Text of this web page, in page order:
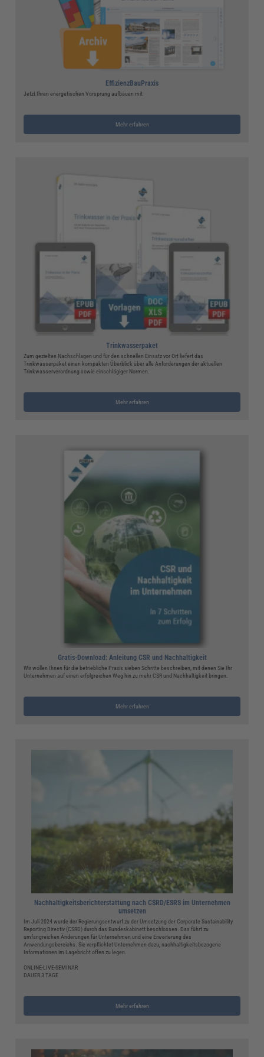
EffizienzBauPraxis
Jetzt Ihren energetischen Vorsprung aufbauen mit
Mehr erfahren
Trinkwasserpaket
Zum gezielten Nachschlagen und für den schnellen Einsatz vor Ort liefert das
Trinkwasserpaket einen kompakten Überblick über alle Anforderungen der aktuellen
Trinkwasserverordnung sowie einschlägiger Normen.
Mehr erfahren
Gratis-Download: Anleitung CSR und Nachhaltigkeit
Wir wollen Ihnen für die betriebliche Praxis sieben Schritte beschreiben, mit denen Sie Ihr
Unternehmen auf einen erfolgreichen Weg hin zu mehr CSR und Nachhaltigkeit bringen.
Mehr erfahren
Nachhaltigkeitsberichterstattung nach CSRD/ESRS im Unternehmen
umsetzen
Im Juli 2024 wurde der Regierungsentwurf zu der Umsetzung der Corporate Sustainability
Reporting Directiv (CSRD) durch das Bundeskabinett beschlossen. Das führt zu
umfangreichen Änderungen für Unternehmen und eine Erweiterung des
Anwendungsbereichs. Sie verpflichtet Unternehmen dazu, nachhaltigkeitsbezogene
Informationen im Lagebricht offen zu legen.
ONLINE-LIVE-SEMINAR
DAUER 3 TAGE
Mehr erfahren